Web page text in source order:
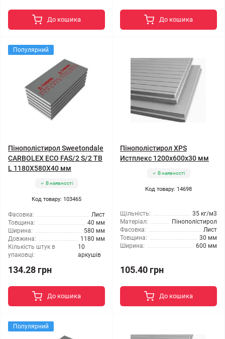
До кошика До кошика
Популярний
Пінополістирол Sweetondale
CARBOLEX ECO FAS/2 S/2 TB
L 1180X580X40 мм
В наявності
Код товару: 103465
Фасовка:
Лист
Товщина:
40 мм
Ширина:
580 мм
Довжина:
1180 мм
Кількість штук в
упаковці:
10
аркушів
134.28 грн
До кошика
Пінополістирол XPS
Истплекс 1200x600x30 мм
В наявності
Код товару: 14698
Щільність:
35 кг/м3
Матеріал:
Пінополістирол
Фасовка:
Лист
Товщина:
30 мм
Ширина:
600 мм
105.40 грн
До кошика
Популярний